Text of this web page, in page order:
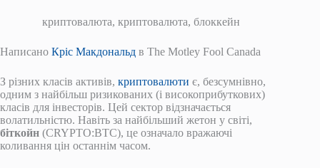
криптовалюта, криптовалюта, блоккейн
Написано Кріс Макдональд в The Motley Fool Canada
З різних класів активів, криптовалюти є, безсумнівно,
одним з найбільш ризикованих (і високоприбуткових)
класів для інвесторів. Цей сектор відзначається
волатильністю. Навіть за найбільший жетон у світі,
біткойн (CRYPTO:BTC), це означало вражаючі
коливання цін останнім часом.